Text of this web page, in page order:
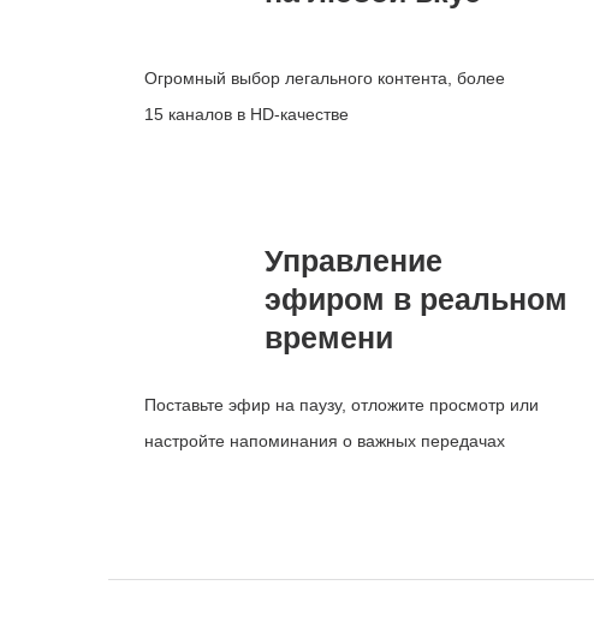
Огромный выбор легального контента, более
15 каналов в HD-качестве
Управление
эфиром в реальном
времени
Поставьте эфир на паузу, отложите просмотр или
настройте напоминания о важных передачах